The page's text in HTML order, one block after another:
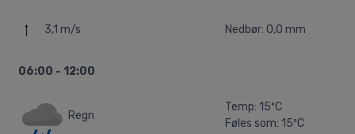
3,1 m/s Nedbør: 0,0 mm
06:00 - 12:00
Regn
Temp: 15ºC
Føles som: 15ºC